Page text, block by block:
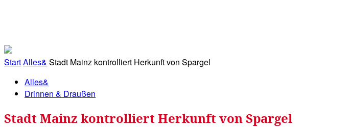
StartAlles& Stadt Mainz kontrolliert Herkunft von Spargel
Alles&
Drinnen & Draußen
Stadt Mainz kontrolliert Herkunft von Spargel